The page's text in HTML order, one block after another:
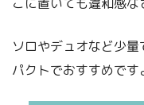
ソロやデュオなど少
パクトでおすすめです